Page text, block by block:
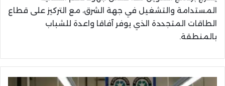
المستدامة والتشغيل في جهة الشرق، مع التركيز على قطاع
الطاقات المتجددة الذي يوفر آفاقا واعدة للشباب
بالمنطقة.